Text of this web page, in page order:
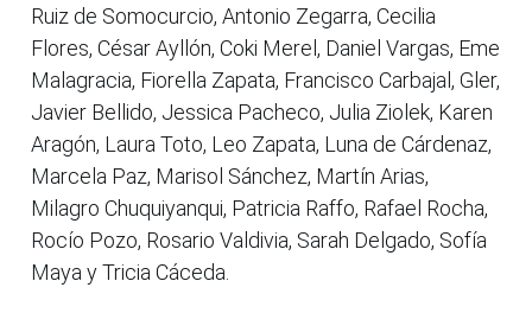
Ruiz de Somocurcio, Antonio Zegarra, Cecilia
Flores, César Ayllón, Coki Merel, Daniel Vargas, Eme
Malagracia, Fiorella Zapata, Francisco Carbajal, Gler,
Javier Bellido, Jessica Pacheco, Julia Ziolek, Karen
Aragón, Laura Toto, Leo Zapata, Luna de Cárdenaz,
Marcela Paz, Marisol Sánchez, Martín Arias,
Milagro Chuquiyanqui, Patricia Raffo, Rafael Rocha,
Rocío Pozo, Rosario Valdivia, Sarah Delgado, Sofía
Maya y Tricia Cáceda.